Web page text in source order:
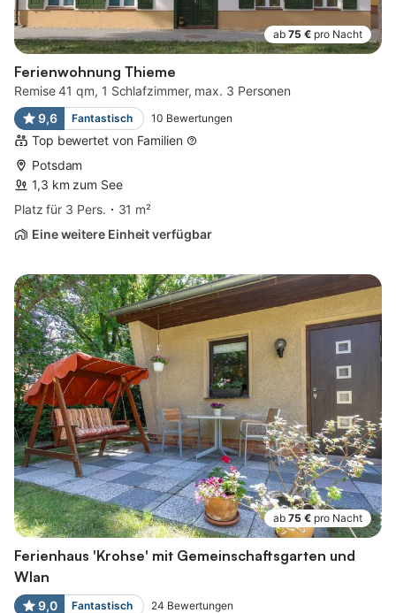
ab 75 € pro Nacht
Ferienwohnung Thieme
Remise 41 qm, 1 Schlafzimmer, max. 3 Personen
9,6
Fantastisch 10 Bewertungen
Top bewertet von Familien
Potsdam
1,3 km zum See
Platz für 3 Pers.
31 m²
Eine weitere Einheit verfügbar
ab 75 € pro Nacht
Ferienhaus 'Krohse' mit Gemeinschaftsgarten und
Wlan
9,0 Fantastisch 24 Bewertungen